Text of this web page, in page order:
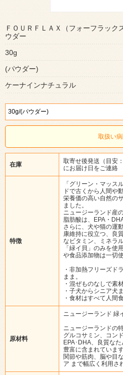
ＦＯＵＲＦＬＡＸ（フォーフラッ
ウダー
30g
(パウダー)
ケーナインナチュラル
取扱い
在庫
取寄せ後発送（目安
にお届け日をご連絡
特徴
「グリーン・マッス
ドで古くから人間や
栄養価の高い自然の
ました。
ニュージーランド産
脂肪酸は、EPA・
さらに、犬や猫の運
康維持に役立つ、良
なビタミン、ミネラ
「緑イ貝」のみを使
や食品添加物は一切
・非加熱フリーズド
まま。
・混ぜものなしで素
・子犬からシニア犬
・食材はすべて人間
原材料
ニュージーランド 緑
ニュージーランドの
グルコサミン、コン
EPA･DHA、良質な
豊富に含まれています
関節や筋肉、脳や目
ア まで幅広く利用さ